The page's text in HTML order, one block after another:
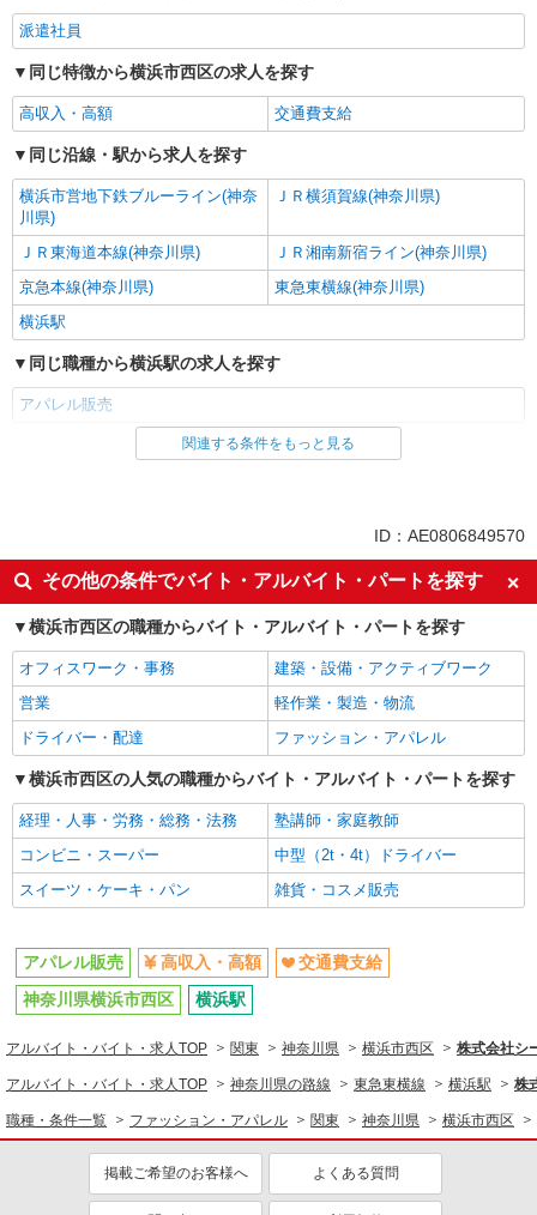
派遣社員
同じ特徴から横浜市西区の求人を探す
高収入・高額 交通費支給
同じ沿線・駅から求人を探す
横浜市営地下鉄ブルーライン(神奈
川県)
ＪＲ横須賀線(神奈川県)
ＪＲ東海道本線(神奈川県)
ＪＲ湘南新宿ライン(神奈川県)
京急本線(神奈川県)
東急東横線(神奈川県)
横浜駅
同じ職種から横浜駅の求人を探す
アパレル販売
同じ雇用形態から横浜駅の求人を探す
高収入・高額 交通費支給
ファッション・アパレル
アパレル販売
同じ特徴から求人を探す
交通費支給
関連する条件をもっと見る
ID：AE0806849570
その他の条件でバイト・アルバイト・パートを探す
横浜市西区の職種からバイト・アルバイト・パートを探す
オフィスワーク・事務
建築・設備・アクティブワーク
営業
軽作業・製造・物流
ドライバー・配達
ファッション・アパレル
横浜市西区の人気の職種からバイト・アルバイト・パートを探す
経理・人事・労務・総務・法務
塾講師・家庭教師
コンビニ・スーパー
中型（2t・4t）ドライバー
スイーツ・ケーキ・パン
雑貨・コスメ販売
アパレル販売 高収入・高額
交通費支給
神奈川県横浜市西区
横浜駅
アルバイト・バイト・求人TOP 関東 神奈川県 横浜市西区 株式会社シ
アルバイト・バイト・求人TOP 神奈川県の路線 東急東横線 横浜駅 株
職種・条件一覧 ファッション・アパレル 関東 神奈川県 横浜市西区
掲載ご希望のお客様へ よくある質問